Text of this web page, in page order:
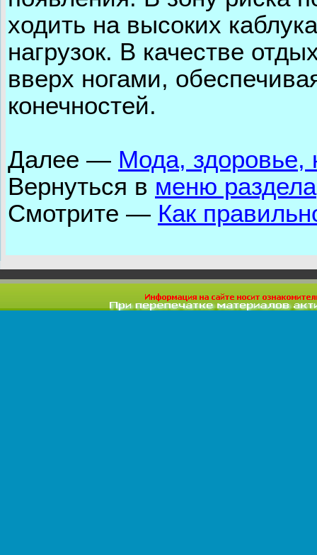
ходить на высоких
нагрузок. В качестве
вверх ногами,
конечностей.
Далее — Мода, здоровье,
Вернуться в меню раздела
Смотрите — Как